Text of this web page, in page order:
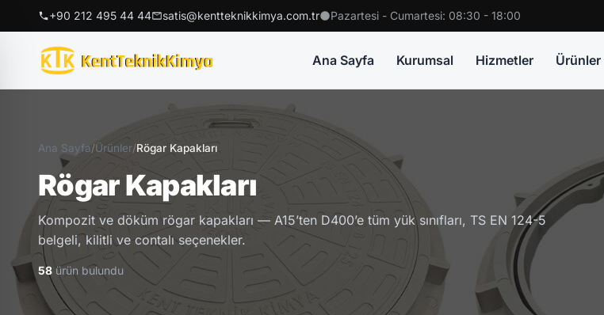
+90 212 495 44 44 satis@kentteknikkimya.com.tr Pazartesi - Cumartesi: 08:30 - 18:00
Ana Sayfa Kurumsal Hizmetler Ürünler
Ana Sayfa/Ürünler/Rögar Kapakları
Rögar Kapakları
Kompozit ve döküm rögar kapakları — A15’ten D400’e tüm yük sınıfları, TS EN 124-5
belgeli, kilitli ve contalı seçenekler.
58 ürün bulundu